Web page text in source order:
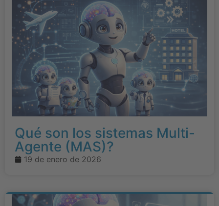
Qué son los sistemas Multi-
Agente (MAS)?
19 de enero de 2026